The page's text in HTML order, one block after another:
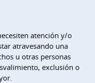
atención y/o
atravesando una
u otras personas
exclusión o